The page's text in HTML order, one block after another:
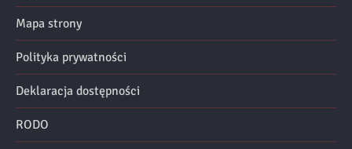
Mapa strony
Polityka prywatności
Deklaracja dostępności
RODO